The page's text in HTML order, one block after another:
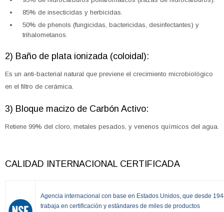
85% de insecticidas y herbicidas.
50% de phenols (fungicidas, bactericidas, desinfectantes) y
trihalometanos.
2) Baño de plata ionizada (coloidal):
Es un anti-bacterial natural que previene el crecimiento microbiológico
en el filtro de cerámica.
3) Bloque macizo de Carbón Activo:
Retiene 99% del cloro, metales pesados, y venenos químicos del agua.
CALIDAD INTERNACIONAL CERTIFICADA
Agencia internacional con base en Estados Unidos, que desde
trabaja en certificación y estándares de miles de productos